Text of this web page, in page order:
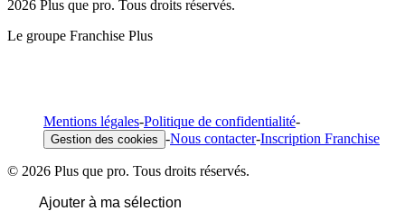
2026 Plus que pro. Tous droits réservés.
Le groupe Franchise Plus
Mentions légales-Politique de confidentialité-
Gestion des cookies -Nous contacter-Inscription Franchise
© 2026 Plus que pro. Tous droits réservés.
Ajouter à ma sélection